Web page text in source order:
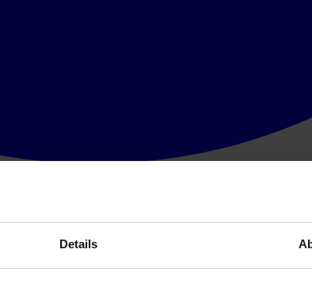
Details
Senate acted illegitimately
Versagen im Zusammenhang mit dem Verkauf des